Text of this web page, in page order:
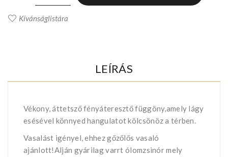
Kívánságlistára
LEÍRÁS
Vékony, áttetsző fényáteresztő függöny,amely lágy
esésével könnyed hangulatot kölcsönöz a térben.
Vasalást igényel, ehhez gőzőlős vasaló
ajánlott!Alján gyárilag varrt ólomzsinór mely